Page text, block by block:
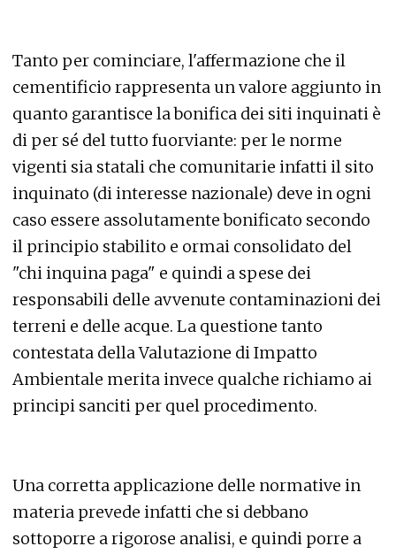
Tanto per cominciare, l'affermazione che il
cementificio rappresenta un valore aggiunto in
quanto garantisce la bonifica dei siti inquinati è
di per sé del tutto fuorviante: per le norme
vigenti sia statali che comunitarie infatti il sito
inquinato (di interesse nazionale) deve in ogni
caso essere assolutamente bonificato secondo
il principio stabilito e ormai consolidato del
"chi inquina paga" e quindi a spese dei
responsabili delle avvenute contaminazioni dei
terreni e delle acque. La questione tanto
contestata della Valutazione di Impatto
Ambientale merita invece qualche richiamo ai
principi sanciti per quel procedimento.
Una corretta applicazione delle normative in
materia prevede infatti che si debbano
sottoporre a rigorose analisi, e quindi porre a